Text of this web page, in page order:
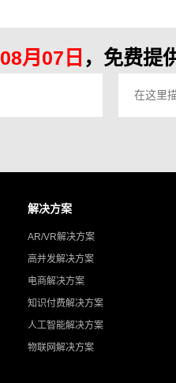
08月07日 ，免费提
解决方案
AR/VR解决方案
高并发解决方案
电商解决方案
知识付费解决方案
人工智能解决方案
物联网解决方案